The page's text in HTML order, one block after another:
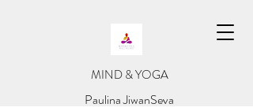
​MIND & YOGA
​Paulina JiwanSeva